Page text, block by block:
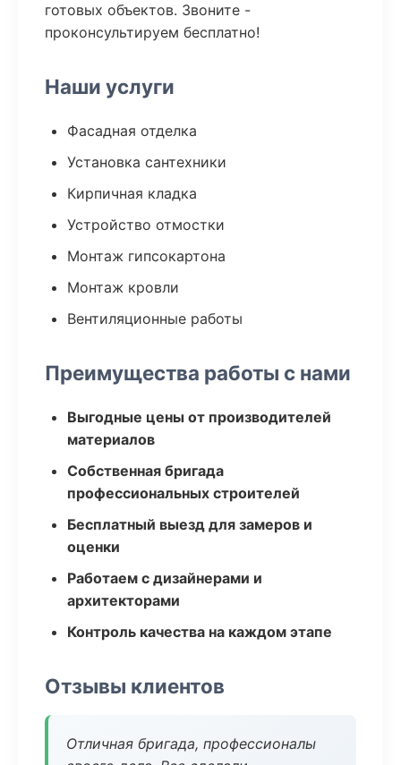
готовых объектов. Звоните -
проконсультируем бесплатно!
Наши услуги
Фасадная отделка
Установка сантехники
Кирпичная кладка
Устройство отмостки
Монтаж гипсокартона
Монтаж кровли
Вентиляционные работы
Преимущества работы с нами
Выгодные цены от производителей
материалов
Собственная бригада
профессиональных строителей
Бесплатный выезд для замеров и
оценки
Работаем с дизайнерами и
архитекторами
Контроль качества на каждом этапе
Отзывы клиентов
Отличная бригада, профессионалы